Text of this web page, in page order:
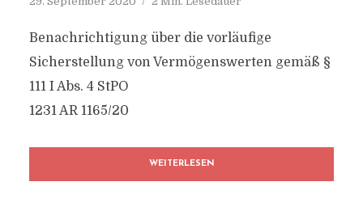
Benachrichtigung über die vorläufige
Sicherstellung von Vermögenswerten gemäß §
111 I Abs. 4 StPO
1231 AR 1165/20
WEITERLESEN